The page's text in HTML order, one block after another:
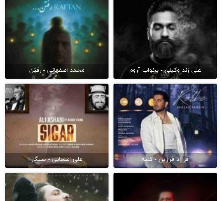
علی زند وکیلی - بخواب آروم محمد اصفهانی - رفتن
فرزاد فرزین - کلبه علی اصحابی - سیگار